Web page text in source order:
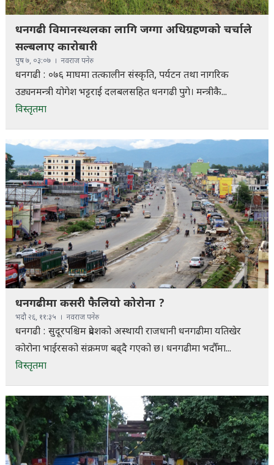
धनगढी विमानस्थलका लागि जग्गा अधिग्रहणको चर्चाले
सल्बलाए कारोबारी
पुष ७, ०३:०७ नवराज पनेरु
धनगढी : ०७६ माघमा तत्कालीन संस्कृति, पर्यटन तथा नागरिक
उड्यनमन्त्री योगेश भट्टराई दलबलसहित धनगढी पुगे। मन्त्रीकै...
विस्तृतमा
धनगढीमा कसरी फैलियो कोरोना ?
भदौ २६, ११:३५ नवराज पनेरु
धनगढी : सुदूरपश्चिम प्रदेशको अस्थायी राजधानी धनगढीमा यतिखेर
कोरोना भाईरसको संक्रमण बढ्दै गएको छ। धनगढीमा भदौँमा...
विस्तृतमा